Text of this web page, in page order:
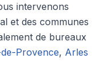
intervenons
et des communes
de bureaux
Provence, Arles